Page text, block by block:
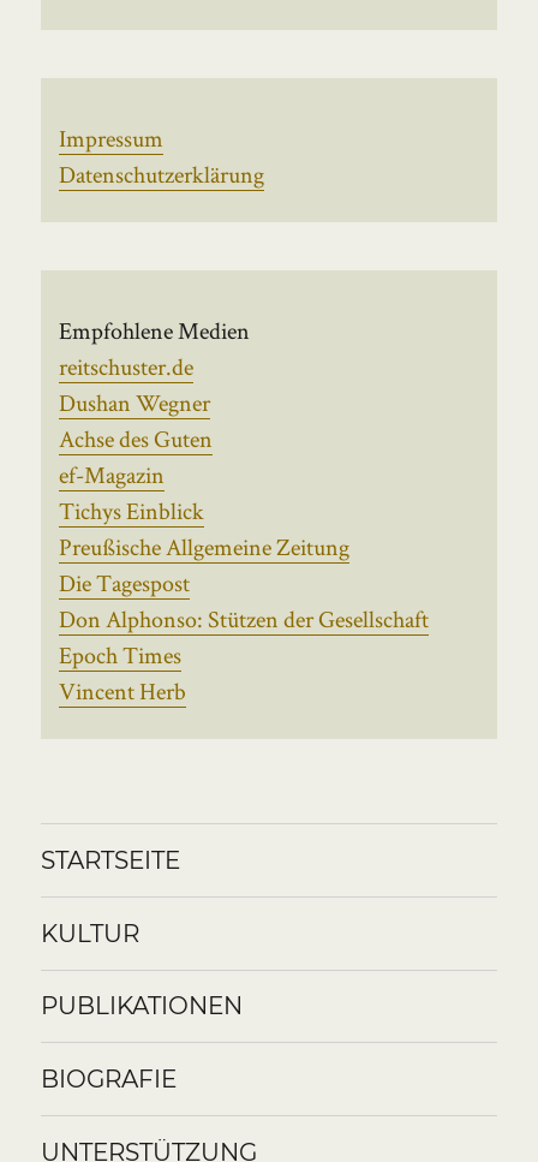
Impressum
Datenschutzerklärung
Empfohlene Medien
reitschuster.de
Dushan Wegner
Achse des Guten
ef-Magazin
Tichys Einblick
Preußische Allgemeine Zeitung
Die Tagespost
Don Alphonso: Stützen der Gesellschaft
Epoch Times
Vincent Herb
STARTSEITE
KULTUR
PUBLIKATIONEN
BIOGRAFIE
UNTERSTÜTZUNG